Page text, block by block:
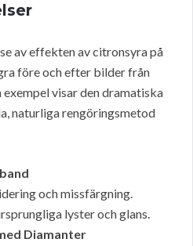
av effekten av citronsyra på
före och efter bilder från
visar den dramatiska
naturliga rengöringsmetod
och missfärgning.
lyster och glans.
Diamanter